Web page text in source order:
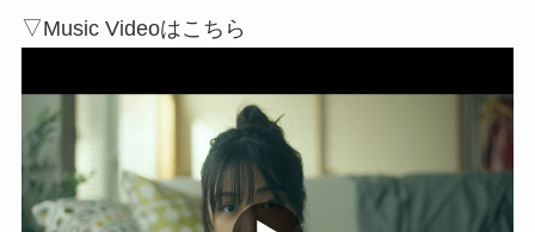
▽Music Videoはこちら